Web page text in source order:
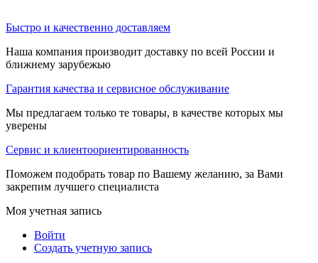
Быстро и качественно доставляем
Наша компания производит доставку по всей России и
ближнему зарубежью
Гарантия качества и сервисное обслуживание
Мы предлагаем только те товары, в качестве которых мы
уверены
Сервис и клиентоориентированность
Поможем подобрать товар по Вашему желанию, за Вами
закрепим лучшего специалиста
Моя учетная запись
Войти
Создать учетную запись